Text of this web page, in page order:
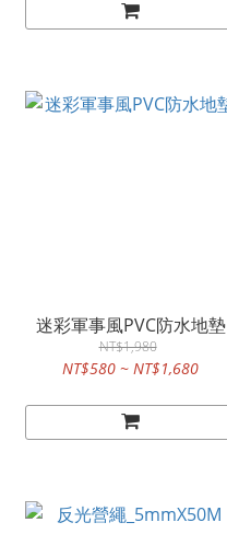
迷彩軍事風PVC防水地墊
NT$1,980
NT$580 ~ NT$1,680